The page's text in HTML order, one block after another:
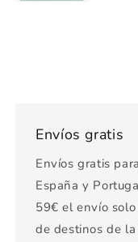
Envíos gratis
Envíos gratis
España y
59€ el envío
de destinos de